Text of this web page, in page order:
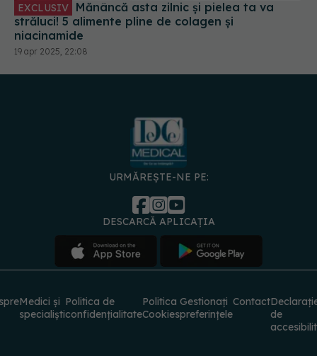
EXCLUSIV
străluci! 5 alimente pline de colagen și
niacinamide
19 apr 2025, 22:08
URMĂREȘTE-NE PE:
DESCARCĂ APLICAȚIA
Medici și
specialiști
Politica de
confidențialitate
Politica
Cookies
Gestionați
preferințele
Contact
de